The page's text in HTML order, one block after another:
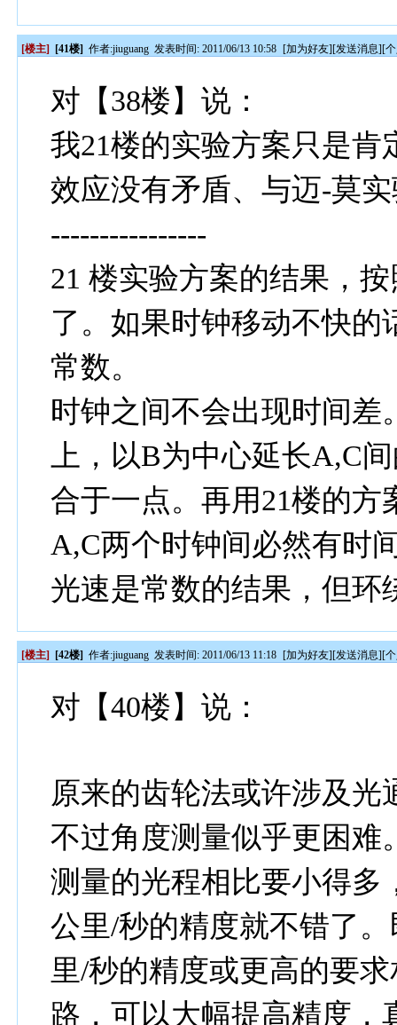
[楼主] [41楼] 作者:jiuguang 发表时间: 2011/06/13 10:58 [加为好友][发送消息][
对【38楼】说：
我21楼的实验方案只是肯
效应没有矛盾、与迈-莫
----------------
21 楼实验方案的结果，
了。如果时钟移动不快
常数。
时钟之间不会出现时间差
上，以B为中心延长A,C
合于一点。再用21楼的
A,C两个时钟间必然有时
光速是常数的结果，但环
[楼主] [42楼] 作者:jiuguang 发表时间: 2011/06/13 11:18 [加为好友][发送消息][
对【40楼】说：
原来的齿轮法或许涉及
不过角度测量似乎更困难
测量的光程相比要小得多
公里/秒的精度就不错了
里/秒的精度或更高的要
路，可以大幅提高精度，